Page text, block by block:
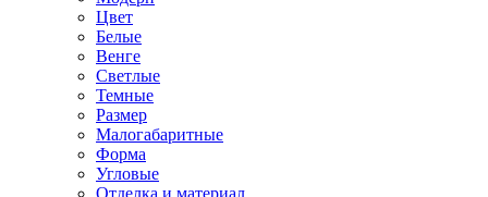
Цвет
Белые
Венге
Светлые
Темные
Размер
Малогабаритные
Форма
Угловые
Отделка и материал